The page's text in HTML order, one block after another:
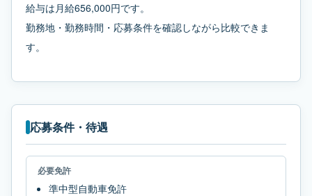
給与は月給656,000円です。
勤務地・勤務時間・応募条件を確認しながら比較できま
す。
応募条件・待遇
必要免許
準中型自動車免許